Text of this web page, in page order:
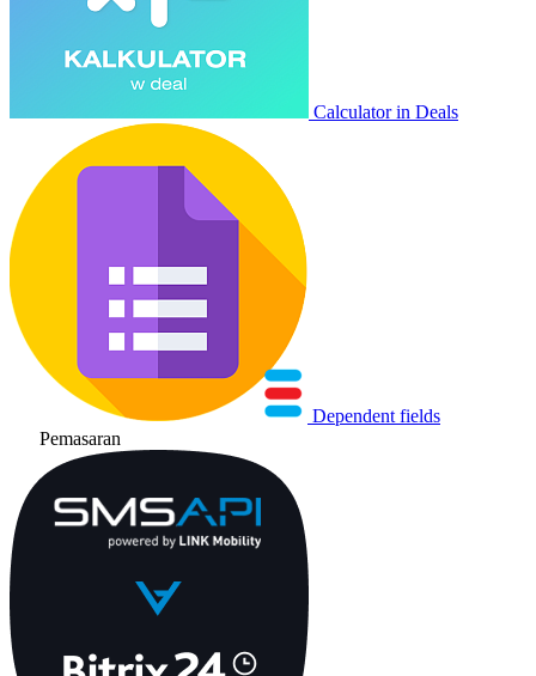
Calculator in Deals
Dependent fields
Pemasaran